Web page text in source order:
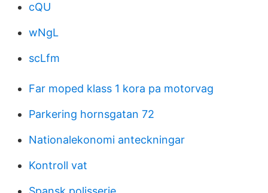
cQU
wNgL
scLfm
Far moped klass 1 kora pa motorvag
Parkering hornsgatan 72
Nationalekonomi anteckningar
Kontroll vat